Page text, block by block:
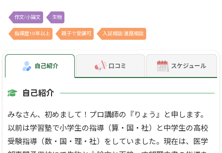
作文/小論文 生物
指導歴10年以上 親子で受講可 入試相談/進路相談
自己紹介 口コミ スケジュール
自己紹介
みなさん、初めまして！プロ講師の『りょう』と申します。
以前は学習塾で小学生の指導（算・国・社）と中学生の高校
受験指導（数・国・理・社）をしていました。現在は、医学